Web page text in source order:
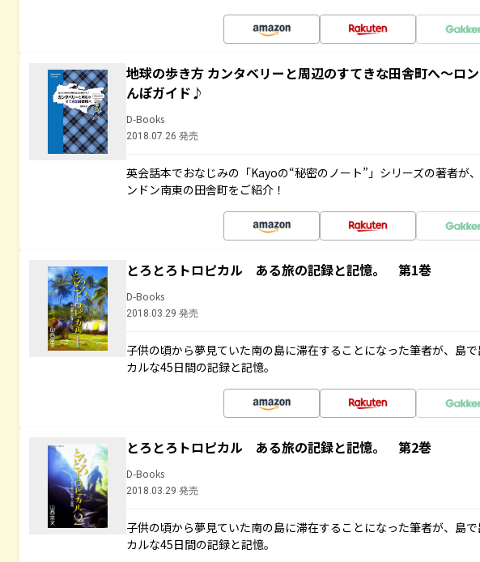
地球の歩き方 カンタベリーと周辺のすてきな田舎町へ～ロ
んぽガイド♪
D-Books
2018.07.26 発売
英会話本でおなじみの「Kayoの“秘密のノート”」シリーズの著者が
ンドン南東の田舎町をご紹介！
とろとろトロピカル ある旅の記録と記憶。 第1巻
D-Books
2018.03.29 発売
子供の頃から夢見ていた南の島に滞在することになった筆者が、島
カルな45日間の記録と記憶。
とろとろトロピカル ある旅の記録と記憶。 第2巻
D-Books
2018.03.29 発売
子供の頃から夢見ていた南の島に滞在することになった筆者が、島
カルな45日間の記録と記憶。